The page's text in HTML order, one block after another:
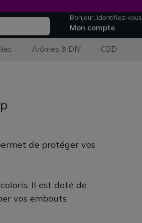
Bonjour, identifiez-vous
Mon compte
Arômes & DIY CBD
de protéger vos
Il est doté de
vos embouts